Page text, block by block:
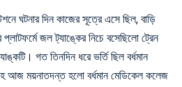
ঘটনার দিন কাজের সূত্রে এসে ছিল, বাড়ি
প্লাটফর্মে জল ট‍্যাঙ্কের নিচে বসেছিলো ট্রেন
গত তিনদিন ধরে ভর্তি ছিল বর্ধমান
আজ ময়নাতদন্ত হলো বর্ধমান মেডিকেল কলেজ